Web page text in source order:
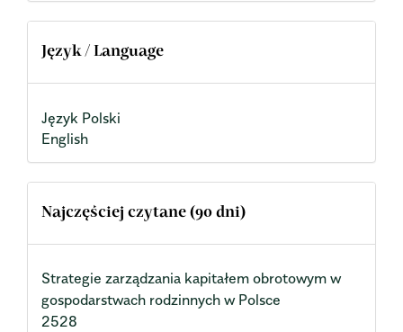
Język / Language
Język Polski
English
Najczęściej czytane (90 dni)
Strategie zarządzania kapitałem obrotowym w
gospodarstwach rodzinnych w Polsce
2528